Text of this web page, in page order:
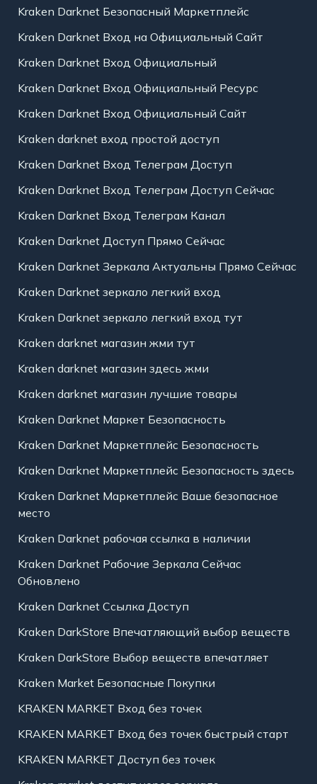
Kraken Darknet Безопасный Маркетплейс
Kraken Darknet Вход на Официальный Сайт
Kraken Darknet Вход Официальный
Kraken Darknet Вход Официальный Ресурс
Kraken Darknet Вход Официальный Сайт
Kraken darknet вход простой доступ
Kraken Darknet Вход Телеграм Доступ
Kraken Darknet Вход Телеграм Доступ Сейчас
Kraken Darknet Вход Телеграм Канал
Kraken Darknet Доступ Прямо Сейчас
Kraken Darknet Зеркала Актуальны Прямо Сейчас
Kraken Darknet зеркало легкий вход
Kraken Darknet зеркало легкий вход тут
Kraken darknet магазин жми тут
Kraken darknet магазин здесь жми
Kraken darknet магазин лучшие товары
Kraken Darknet Маркет Безопасность
Kraken Darknet Маркетплейс Безопасность
Kraken Darknet Маркетплейс Безопасность здесь
Kraken Darknet Маркетплейс Ваше безопасное
место
Kraken Darknet рабочая ссылка в наличии
Kraken Darknet Рабочие Зеркала Сейчас
Обновлено
Kraken Darknet Ссылка Доступ
Kraken DarkStore Впечатляющий выбор веществ
Kraken DarkStore Выбор веществ впечатляет
Kraken Market Безопасные Покупки
KRAKEN MARKET Вход без точек
KRAKEN MARKET Вход без точек быстрый старт
KRAKEN MARKET Доступ без точек